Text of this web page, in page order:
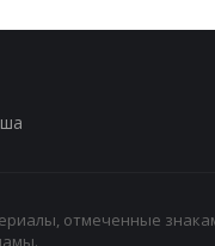
отмеченные